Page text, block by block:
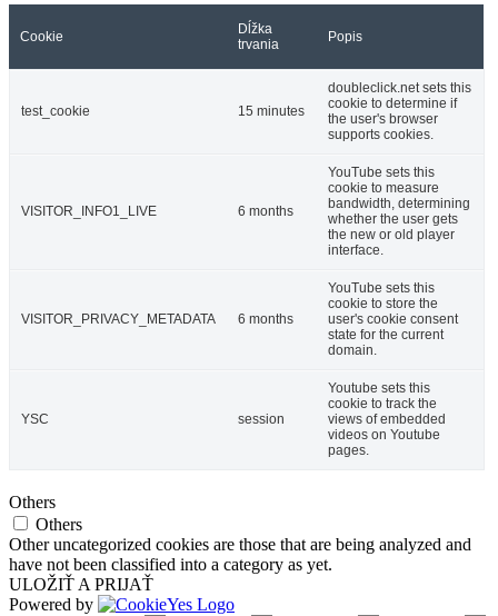
Cookie
Dĺžka
trvania
Popis
test_cookie 15 minutes
doubleclick.net sets this
cookie to determine if
the user's browser
supports cookies.
VISITOR_INFO1_LIVE 6 months
YouTube sets this
cookie to measure
bandwidth, determining
whether the user gets
the new or old player
interface.
VISITOR_PRIVACY_METADATA 6 months
YouTube sets this
cookie to store the
user's cookie consent
state for the current
domain.
YSC session
Youtube sets this
cookie to track the
views of embedded
videos on Youtube
pages.
Others
Others
Other uncategorized cookies are those that are being analyzed and
have not been classified into a category as yet.
ULOŽIŤ A PRIJAŤ
Powered by